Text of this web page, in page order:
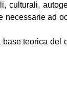
culturali,
necessarie ad
base teorica del